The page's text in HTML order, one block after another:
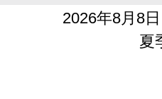
2026年8月8
夏